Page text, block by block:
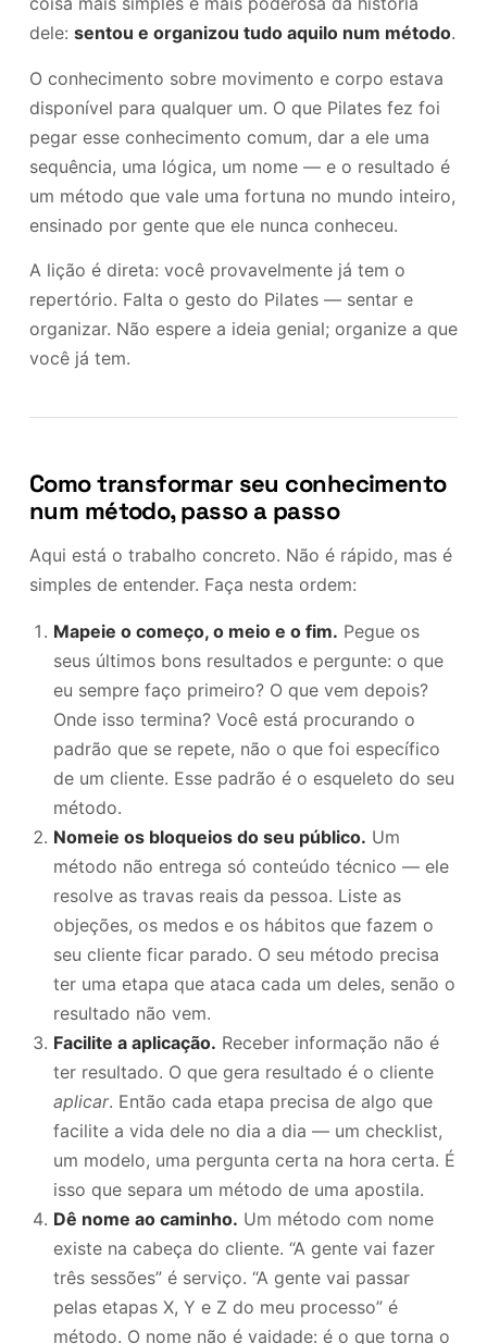
dele: sentou e organizou tudo aquilo num método.
O conhecimento sobre movimento e corpo estava
disponível para qualquer um. O que Pilates fez foi
pegar esse conhecimento comum, dar a ele uma
sequência, uma lógica, um nome — e o resultado é
um método que vale uma fortuna no mundo inteiro,
ensinado por gente que ele nunca conheceu.
A lição é direta: você provavelmente já tem o
repertório. Falta o gesto do Pilates — sentar e
organizar. Não espere a ideia genial; organize a que
você já tem.
Como transformar seu conhecimento
num método, passo a passo
Aqui está o trabalho concreto. Não é rápido, mas é
simples de entender. Faça nesta ordem:
Mapeie o começo, o meio e o fim. Pegue os
seus últimos bons resultados e pergunte: o que
eu sempre faço primeiro? O que vem depois?
Onde isso termina? Você está procurando o
padrão que se repete, não o que foi específico
de um cliente. Esse padrão é o esqueleto do seu
método.
Nomeie os bloqueios do seu público. Um
método não entrega só conteúdo técnico — ele
resolve as travas reais da pessoa. Liste as
objeções, os medos e os hábitos que fazem o
seu cliente ficar parado. O seu método precisa
ter uma etapa que ataca cada um deles, senão o
resultado não vem.
Facilite a aplicação. Receber informação não é
ter resultado. O que gera resultado é o cliente
aplicar. Então cada etapa precisa de algo que
facilite a vida dele no dia a dia — um checklist,
um modelo, uma pergunta certa na hora certa. É
isso que separa um método de uma apostila.
Dê nome ao caminho. Um método com nome
existe na cabeça do cliente. “A gente vai fazer
três sessões” é serviço. “A gente vai passar
pelas etapas X, Y e Z do meu processo” é
método. O nome não é vaidade: é o que torna o